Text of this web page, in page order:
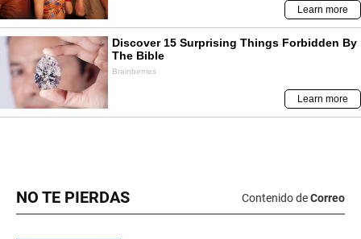
NO TE PIERDAS Contenido deCorreo